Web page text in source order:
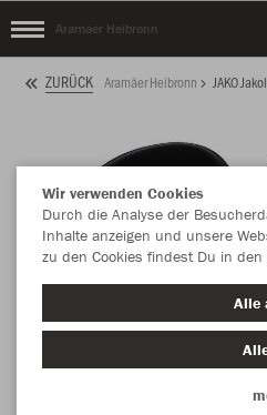
Aramäer Heibronn
ZURÜCK Aramäer Heibronn JAKO
Wir verwenden Cookies
Durch die Analyse der
Inhalte anzeigen und unsere
zu den Cookies findest Du in
Alle